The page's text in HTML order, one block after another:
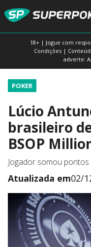
18+ | Jogue com
Condições |
adverte:
POKER
Lúcio
brasileiro
BSOP
Jogador somou
Atualizada em02/